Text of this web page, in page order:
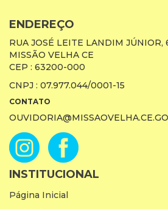
ENDEREÇO
RUA JOSÉ LEITE LANDIM JÚNIOR,
MISSÃO VELHA CE
CEP : 63200-000
CNPJ : 07.977.044/0001-15
CONTATO
INSTITUCIONAL
Página Inicial